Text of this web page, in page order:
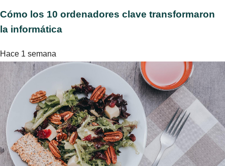
Cómo los 10 ordenadores clave transformaron
la informática
Hace 1 semana